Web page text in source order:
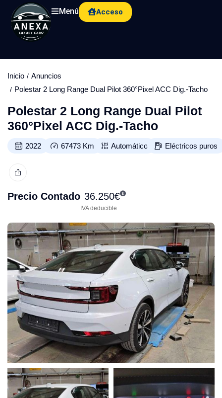
Menú Acceso
Inicio
Anuncios
Polestar 2 Long Range Dual Pilot 360°Pixel ACC Dig.-Tacho
Polestar 2 Long Range Dual Pilot
360°Pixel ACC Dig.-Tacho
2022 67473 Km Automático Eléctricos puros
Precio Contado 36.250€
IVA deducible